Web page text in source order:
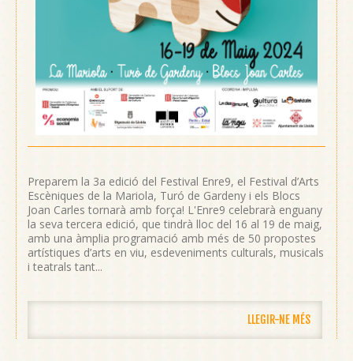
Preparem la 3a edició del Festival Enre9, el Festival d’Arts
Escèniques de la Mariola, Turó de Gardeny i els Blocs
Joan Carles tornarà amb força! L'Enre9 celebrarà enguany
la seva tercera edició, que tindrà lloc del 16 al 19 de maig,
amb una àmplia programació amb més de 50 propostes
artístiques d’arts en viu, esdeveniments culturals, musicals
i teatrals tant...
LLEGIR-NE MÉS